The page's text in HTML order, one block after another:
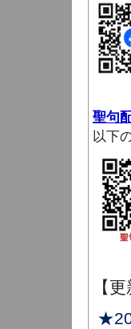
聖句
以下
【